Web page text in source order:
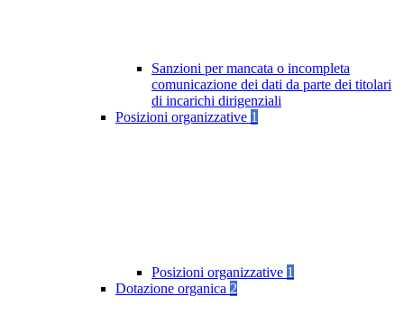
Sanzioni per mancata o incompleta
comunicazione dei dati da parte dei titolari
di incarichi dirigenziali
Posizioni organizzative 1
Posizioni organizzative 1
Dotazione organica 2